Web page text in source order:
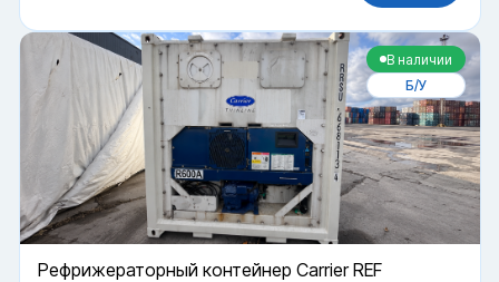
В наличии
Б/У
Рефрижераторный контейнер Carrier REF